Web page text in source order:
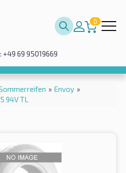
0
+49 69 95019669
» Envoy »
94V TL